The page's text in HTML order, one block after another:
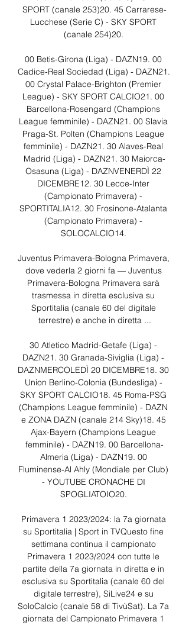
SPORT (canale 253)20. 45 Carrarese-
Lucchese (Serie C) - SKY SPORT
(canale 254)20.
00 Betis-Girona (Liga) - DAZN19. 00
Cadice-Real Sociedad (Liga) - DAZN21.
00 Crystal Palace-Brighton (Premier
League) - SKY SPORT CALCIO21. 00
Barcellona-Rosengard (Champions
League femminile) - DAZN21. 00 Slavia
Praga-St. Polten (Champions League
femminile) - DAZN21. 30 Alaves-Real
Madrid (Liga) - DAZN21. 30 Maiorca-
Osasuna (Liga) - DAZNVENERDÌ 22
DICEMBRE12. 30 Lecce-Inter
(Campionato Primavera) -
SPORTITALIA12. 30 Frosinone-Atalanta
(Campionato Primavera) -
SOLOCALCIO14.
Juventus Primavera-Bologna Primavera,
dove vederla 2 giorni fa — Juventus
Primavera-Bologna Primavera sarà
trasmessa in diretta esclusiva su
Sportitalia (canale 60 del digitale
terrestre) e anche in diretta ...
30 Atletico Madrid-Getafe (Liga) -
DAZN21. 30 Granada-Siviglia (Liga) -
DAZNMERCOLEDÌ 20 DICEMBRE18. 30
Union Berlino-Colonia (Bundesliga) -
SKY SPORT CALCIO18. 45 Roma-PSG
(Champions League femminile) - DAZN
e ZONA DAZN (canale 214 Sky)18. 45
Ajax-Bayern (Champions League
femminile) - DAZN19. 00 Barcellona-
Almeria (Liga) - DAZN19. 00
Fluminense-Al Ahly (Mondiale per Club)
- YOUTUBE CRONACHE DI
SPOGLIATOIO20.
Primavera 1 2023/2024: la 7a giornata
su Sportitalia | Sport in TVQuesto fine
settimana continua il campionato
Primavera 1 2023/2024 con tutte le
partite della 7a giornata in diretta e in
esclusiva su Sportitalia (canale 60 del
digitale terrestre), SiLive24 e su
SoloCalcio (canale 58 di TivùSat). La 7a
giornata del Campionato Primavera 1